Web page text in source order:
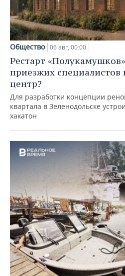
Общество 06 авг, 00:00
Рестарт
приезжих
центр?
Для разработки концепции
квартала в Зеленодольске
хакатон